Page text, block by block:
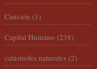
Canción (1)
Capital Humano (238)
catástrofes naturales (2)